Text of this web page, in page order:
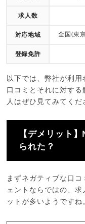
求人数
対応地域 全国(東
登録免許
以下では、弊社が利
口コミとそれに対す
人はぜひ見てみてくだ
【デメリット
られた？
まずネガティブな口
ェントならではの、
ットが多いようですね